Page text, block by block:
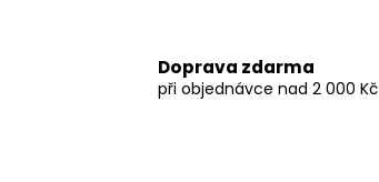
Doprava zdarma
při objednávce nad 2 000 Kč